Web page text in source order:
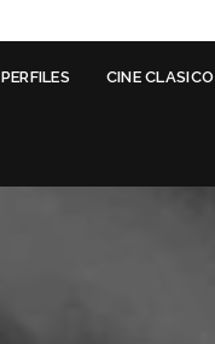
PERFILES CINE CLASICO